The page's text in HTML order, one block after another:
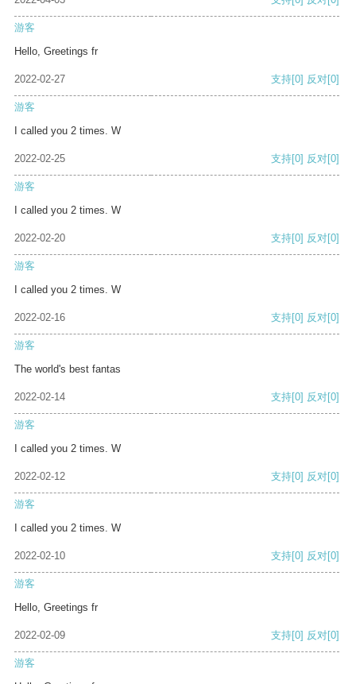
游客
Hello, Greetings fr
2022-02-27 支持[0] 反对[0]
游客
I called you 2 times. W
2022-02-25 支持[0] 反对[0]
游客
I called you 2 times. W
2022-02-20 支持[0] 反对[0]
游客
I called you 2 times. W
2022-02-16 支持[0] 反对[0]
游客
The world's best fantas
2022-02-14 支持[0] 反对[0]
游客
I called you 2 times. W
2022-02-12 支持[0] 反对[0]
游客
I called you 2 times. W
2022-02-10 支持[0] 反对[0]
游客
Hello, Greetings fr
2022-02-09 支持[0] 反对[0]
游客